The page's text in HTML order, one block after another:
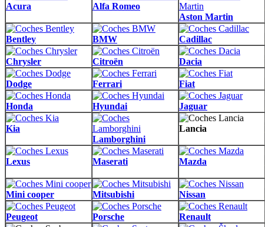
Acura
Alfa Romeo
Aston Martin
Bentley BMW Cadillac
Chrysler Citroën Dacia
Dodge Ferrari Fiat
Honda Hyundai Jaguar
Kia
Lamborghini
Lancia
Lexus Maserati
Mazda
Mini cooper Mitsubishi Nissan
Peugeot Porsche Renault